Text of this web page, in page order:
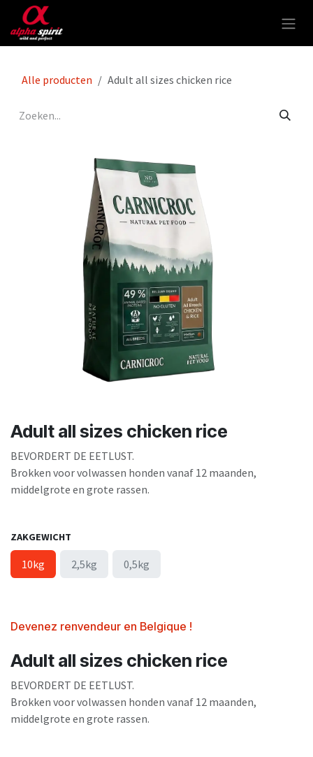
Overslaan naar inhoud
Alle producten Adult all sizes chicken rice
Adult all sizes chicken rice
BEVORDERT DE EETLUST.
Brokken voor volwassen honden vanaf 12 maanden,
middelgrote en grote rassen.
ZAKGEWICHT
10kg 2,5kg 0,5kg
Devenez renvendeur en Belgique !
Adult all sizes chicken rice
BEVORDERT DE EETLUST.
Brokken voor volwassen honden vanaf 12 maanden,
middelgrote en grote rassen.